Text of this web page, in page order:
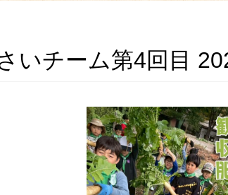
いチーム第4回目